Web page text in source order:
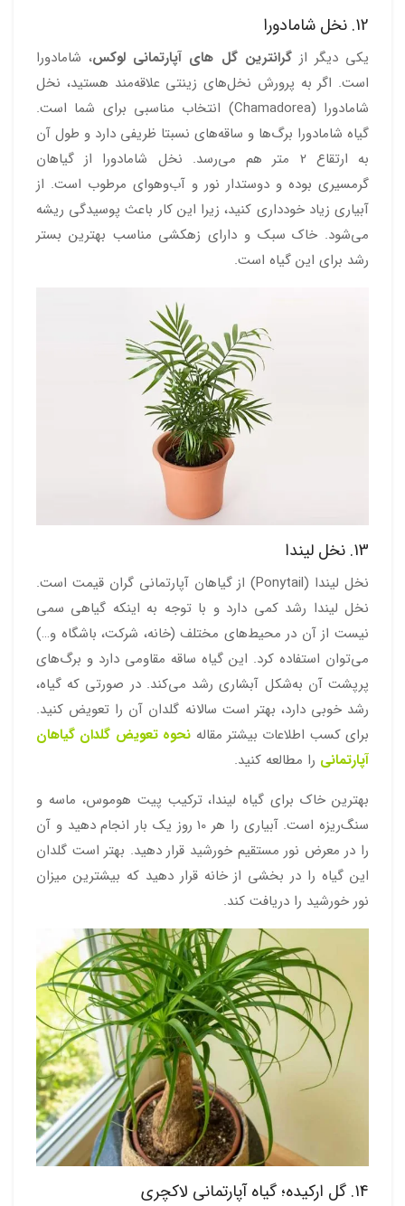
12. نخل شامادورا
یکی دیگر ازگرانترین گل های آپارتمانی لوکس، شامادورا
است. اگر به پرورش نخل‌های زینتی علاقه‌مند هستید، نخل
شامادورا (Chamadorea) انتخاب مناسبی برای شما است.
گیاه شامادورا برگ‌ها و ساقه‌های نسبتا ظریفی دارد و طول آن
به ارتقاع 2 متر هم می‌رسد. نخل شامادورا از گیاهان
گرمسیری بوده و دوستدار نور و آب‌وهوای مرطوب است. از
آبیاری زیاد خودداری کنید، زیرا این کار باعث پوسیدگی ریشه
می‌شود. خاک سبک و دارای زهکشی مناسب بهترین بستر
رشد برای این گیاه است.
13. نخل لیندا
نخل لیندا (Ponytail) از گیاهان آپارتمانی گران قیمت است.
نخل لیندا رشد کمی دارد و با توجه به اینکه گیاهی سمی
نیست از آن در محیط‌های مختلف (خانه، شرکت، باشگاه و…)
می‌توان استفاده کرد. این گیاه ساقه‌ مقاومی دارد و برگ‌های
پرپشت آن به‌شکل آبشاری رشد می‌کند. در صورتی که گیاه،
رشد خوبی دارد، بهتر است سالانه گلدان آن را تعویض کنید.
برای کسب اطلاعات بیشتر مقاله نحوه تعویض گلدان گیاهان
آپارتمانی را مطالعه کنید.
بهترین خاک برای گیاه لیندا، ترکیب پیت هوموس، ماسه و
سنگ‌ریزه است. آبیاری را هر 10 روز یک بار انجام دهید و آن
را در معرض نور مستقیم خورشید قرار دهید. بهتر است گلدان
این گیاه را در بخشی از خانه قرار دهید که بیشترین میزان
نور خورشید را دریافت کند.
14. گل ارکیده؛ گیاه آپارتمانی لاکچری